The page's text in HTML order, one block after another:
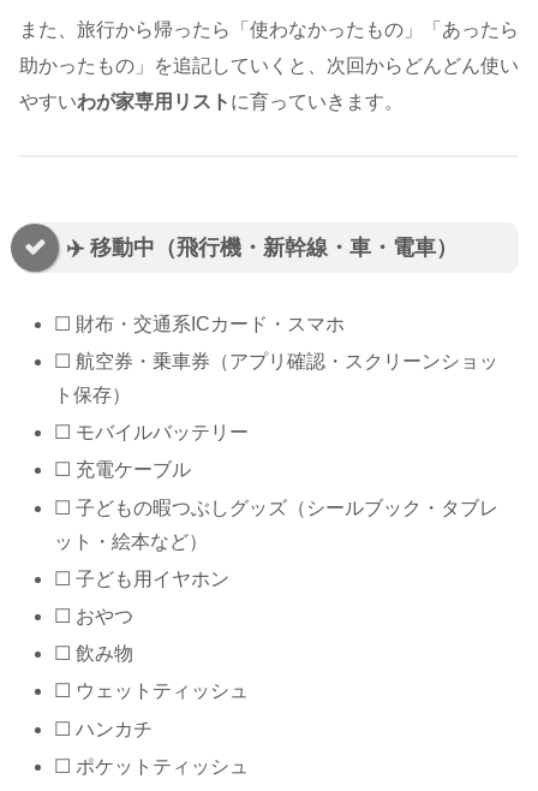
また、旅行から帰ったら「使わなかったもの」「あったら
助かったもの」を追記していくと、次回からどんどん使い
やすいわが家専用リスト に育っていきます。
✈️ 移動中（飛行機・新幹線・車・電車）
☐ 財布・交通系ICカード・スマホ
☐ 航空券・乗車券（アプリ確認・スクリーンショッ
ト保存）
☐ モバイルバッテリー
☐ 充電ケーブル
☐ 子どもの暇つぶしグッズ（シールブック・タブレ
ット・絵本など）
☐ 子ども用イヤホン
☐ おやつ
☐ 飲み物
☐ ウェットティッシュ
☐ ハンカチ
☐ ポケットティッシュ